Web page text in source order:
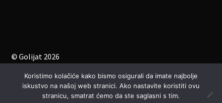
© Golijat 2026
Koristimo kolačiće kako bismo osigurali da imate najbolje
iskustvo na našoj web stranici. Ako nastavite koristiti ovu
stranicu, smatrat ćemo da ste saglasni s tim.